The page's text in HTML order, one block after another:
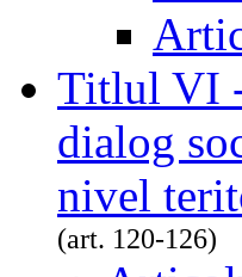
Titlul VI
dialog
nivel
(art. 120-126)